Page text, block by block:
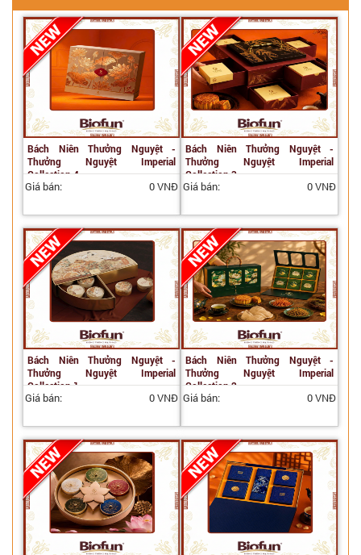
Bách Niên Thưởng Nguyệt -
Thưởng Nguyệt Imperial
Collection 4
Giá bán: 0 VNĐ
Bách Niên Thưởng Nguyệt -
Thưởng Nguyệt Imperial
Collection 3
Giá bán: 0 VNĐ
Bách Niên Thưởng Nguyệt -
Thưởng Nguyệt Imperial
Collection 1
Giá bán: 0 VNĐ
Bách Niên Thưởng Nguyệt -
Thưởng Nguyệt Imperial
Collection 2
Giá bán: 0 VNĐ